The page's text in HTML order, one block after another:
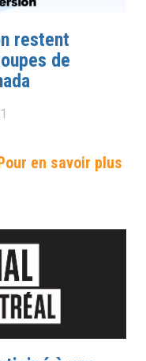
restent
de
en savoir plus